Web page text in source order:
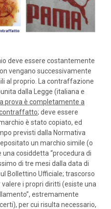
deve essere costantemente
vengano successivamente
al proprio. La contraffazione
dalla Legge (italiana e
prova è completamente a
; deve essere
è stato copiato, ed
previsti dalla Normativa
un marchio simile (o
cosiddetta “procedura di
di tre mesi dalla data di
Bollettino Ufficiale; trascorso
i propri diritti (esiste una
estremamente
per cui risulta necessario,